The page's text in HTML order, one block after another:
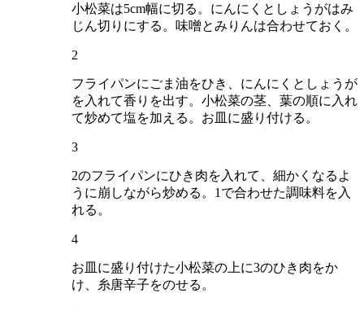
小松菜は5cm幅に切る。にんにくとしょうがはみ
じん切りにする。味噌とみりんは合わせておく。
2
フライパンにごま油をひき、にんにくとしょうが
を入れて香りを出す。小松菜の茎、葉の順に入れ
て炒めて塩を加える。お皿に盛り付ける。
3
2のフライパンにひき肉を入れて、細かくなるよ
うに崩しながら炒める。1で合わせた調味料を入
れる。
4
お皿に盛り付けた小松菜の上に3のひき肉をか
け、糸唐辛子をのせる。